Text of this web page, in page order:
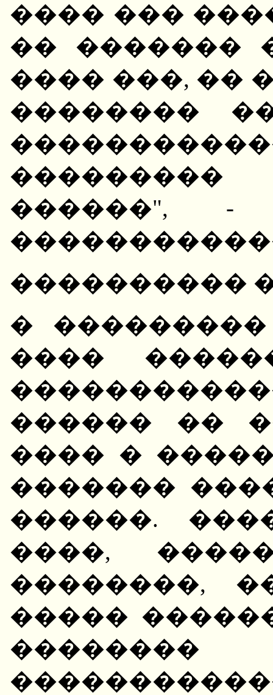
���� ���
�� �������
���� ���, ��
��������
���������
������", -
����������
�
����
������ ��
���� �
�������
������.
����,
��������,
�����
��������